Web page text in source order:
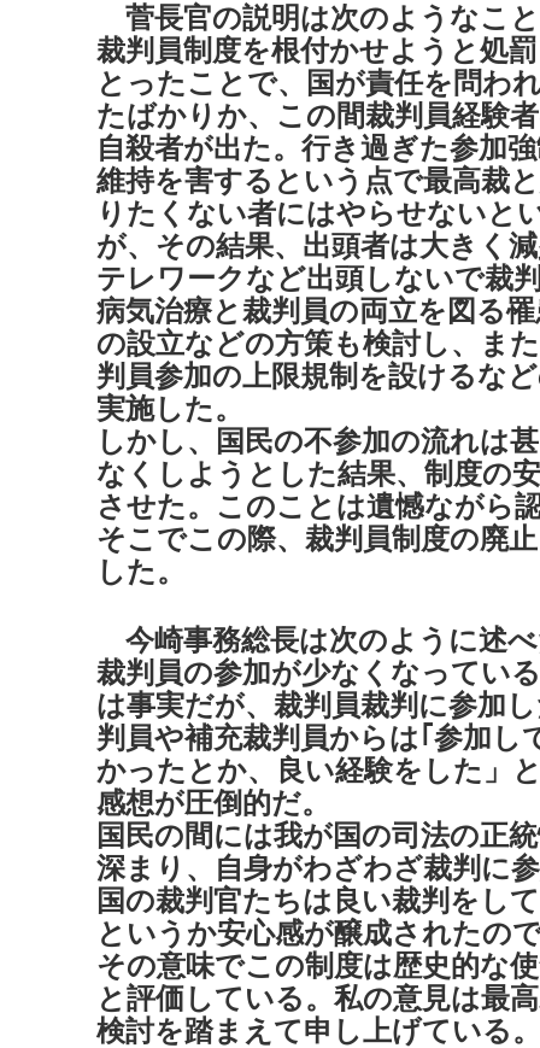
菅長官の説明は次のようなこ
裁判員制度を根付かせようと処
とったことで、国が責任を問わ
たばかりか、この間裁判員経験
自殺者が出た。行き過ぎた参加
維持を害するという点で最高裁
りたくない者にはやらせないと
が、その結果、出頭者は大きく
テレワークなど出頭しないで裁
病気治療と裁判員の両立を図る
の設立などの方策も検討し、ま
判員参加の上限規制を設けるな
実施した。
しかし、国民の不参加の流れは
なくしようとした結果、制度の
させた。このことは遺憾ながら
そこでこの際、裁判員制度の廃
した。
今崎事務総長は次のように述
裁判員の参加が少なくなってい
は事実だが、裁判員裁判に参加
判員や補充裁判員からは｢参加し
かったとか、良い経験をした」
感想が圧倒的だ。
国民の間には我が国の司法の正
深まり、自身がわざわざ裁判に
国の裁判官たちは良い裁判をし
というか安心感が醸成されたの
その意味でこの制度は歴史的な
と評価している。私の意見は最
検討を踏まえて申し上げている。